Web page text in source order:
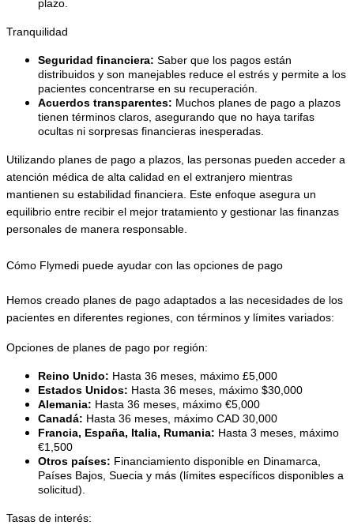
plazo.
Tranquilidad
Seguridad financiera: Saber que los pagos están
distribuidos y son manejables reduce el estrés y permite a los
pacientes concentrarse en su recuperación.
Acuerdos transparentes: Muchos planes de pago a plazos
tienen términos claros, asegurando que no haya tarifas
ocultas ni sorpresas financieras inesperadas.
Utilizando planes de pago a plazos, las personas pueden acceder a
atención médica de alta calidad en el extranjero mientras
mantienen su estabilidad financiera. Este enfoque asegura un
equilibrio entre recibir el mejor tratamiento y gestionar las finanzas
personales de manera responsable.
Cómo Flymedi puede ayudar con las opciones de pago
Hemos creado planes de pago adaptados a las necesidades de los
pacientes en diferentes regiones, con términos y límites variados:
Opciones de planes de pago por región:
Reino Unido: Hasta 36 meses, máximo £5,000
Estados Unidos: Hasta 36 meses, máximo $30,000
Alemania: Hasta 36 meses, máximo €5,000
Canadá: Hasta 36 meses, máximo CAD 30,000
Francia, España, Italia, Rumania: Hasta 3 meses, máximo
€1,500
Otros países: Financiamiento disponible en Dinamarca,
Países Bajos, Suecia y más (límites específicos disponibles a
solicitud).
Tasas de interés: